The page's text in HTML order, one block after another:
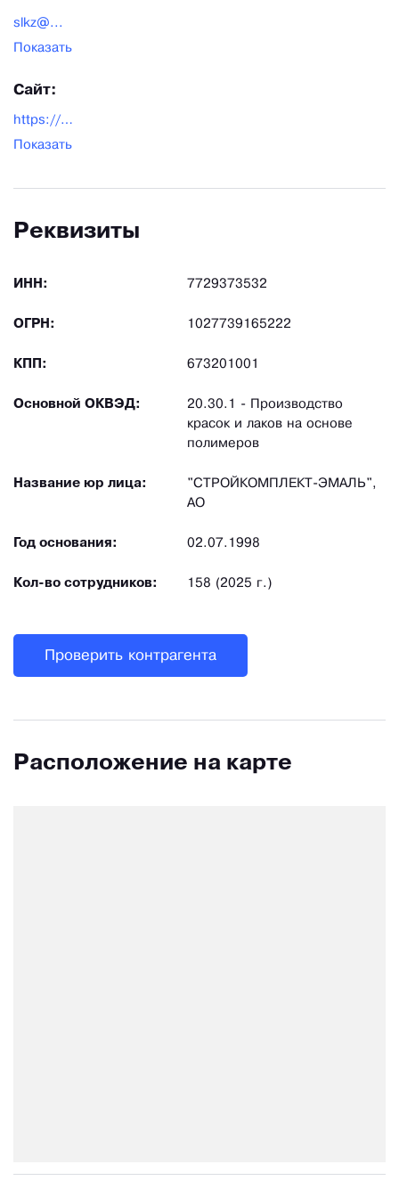
slkz@...
Показать
Сайт:
https://slkz.ru/
Показать
Реквизиты
ИНН: 7729373532
ОГРН: 1027739165222
КПП: 673201001
Основной ОКВЭД:
20.30.1 - Производство
красок и лаков на основе
полимеров
Название юр лица:
"СТРОЙКОМПЛЕКТ-ЭМАЛЬ",
АО
Год основания: 02.07.1998
Кол-во сотрудников: 158 (2025 г.)
Проверить контрагента
Расположение на карте